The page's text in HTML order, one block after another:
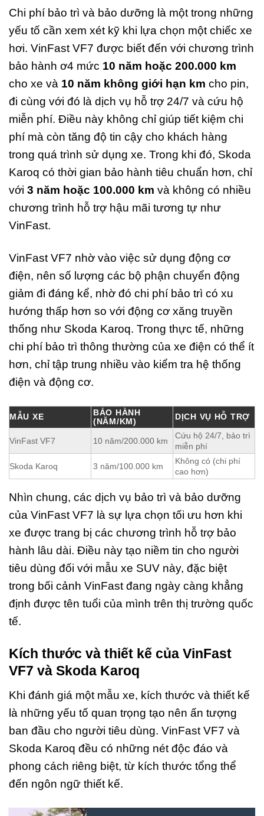
Chi phí bảo trì và bảo dưỡng là một trong những
yếu tố cần xem xét kỹ khi lựa chọn một chiếc xe
hơi. VinFast VF7 được biết đến với chương trình
bảo hành ơ4 mức 10 năm hoặc 200.000 km
cho xe và 10 năm không giới hạn km cho pin,
đi cùng với đó là dịch vụ hỗ trợ 24/7 và cứu hộ
miễn phí. Điều này không chỉ giúp tiết kiệm chi
phí mà còn tăng độ tin cậy cho khách hàng
trong quá trình sử dụng xe. Trong khi đó, Skoda
Karoq có thời gian bảo hành tiêu chuẩn hơn, chỉ
với 3 năm hoặc 100.000 km và không có nhiều
chương trình hỗ trợ hậu mãi tương tự như
VinFast.
VinFast VF7 nhờ vào việc sử dụng động cơ
điện, nên số lượng các bộ phận chuyển động
giảm đi đáng kể, nhờ đó chi phí bảo trì có xu
hướng thấp hơn so với động cơ xăng truyền
thống như Skoda Karoq. Trong thực tế, những
chi phí bảo trì thông thường của xe điện có thể ít
hơn, chỉ tập trung nhiều vào kiểm tra hệ thống
điện và động cơ.
MẪU XE
BẢO HÀNH
(NĂM/KM)
DỊCH VỤ HỖ TRỢ
VinFast VF7 10 năm/200.000 km
Cứu hộ 24/7, bảo trì
miễn phí
Skoda Karoq 3 năm/100.000 km
Không có (chi phí
cao hơn)
Nhìn chung, các dịch vụ bảo trì và bảo dưỡng
của VinFast VF7 là sự lựa chọn tối ưu hơn khi
xe được trang bị các chương trình hỗ trợ bảo
hành lâu dài. Điều này tạo niềm tin cho người
tiêu dùng đối với mẫu xe SUV này, đặc biệt
trong bối cảnh VinFast đang ngày càng khẳng
định được tên tuổi của mình trên thị trường quốc
tế.
Kích thước và thiết kế của VinFast
VF7 và Skoda Karoq
Khi đánh giá một mẫu xe, kích thước và thiết kế
là những yếu tố quan trọng tạo nên ấn tượng
ban đầu cho người tiêu dùng. VinFast VF7 và
Skoda Karoq đều có những nét độc đáo và
phong cách riêng biệt, từ kích thước tổng thể
đến ngôn ngữ thiết kế.